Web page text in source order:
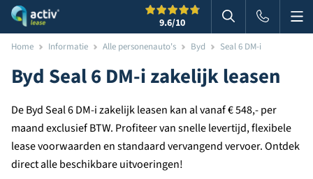
9.6/10 Zoeken in
Home Informatie Alle personenauto's Byd Seal 6 DM-i
Byd Seal 6 DM-i zakelijk leasen
De Byd Seal 6 DM-i zakelijk leasen kan al vanaf € 548,- per
maand exclusief BTW. Profiteer van snelle levertijd, flexibele
lease voorwaarden en standaard vervangend vervoer. Ontdek
direct alle beschikbare uitvoeringen!